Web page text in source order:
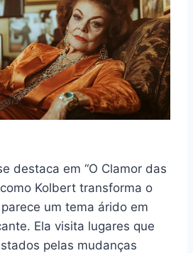
destaca em “O Clamor das
Kolbert transforma o
um tema árido em
Ela visita lugares que
pelas mudanças